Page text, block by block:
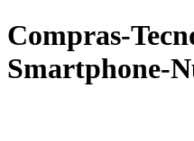
Compras-
Smartphone-